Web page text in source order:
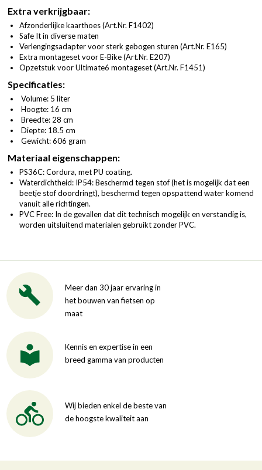
Extra verkrijgbaar:
Afzonderlijke kaarthoes (Art.Nr. F1402)
Safe It in diverse maten
Verlengingsadapter voor sterk gebogen sturen (Art.Nr. E165)
Extra montageset voor E-Bike (Art.Nr. E207)
Opzetstuk voor Ultimate6 montageset (Art.Nr. F1451)
Specificaties:
Volume: 5 liter
Hoogte: 16 cm
Breedte: 28 cm
Diepte: 18.5 cm
Gewicht: 606 gram
Materiaal eigenschappen:
PS36C: Cordura, met PU coating.
Waterdichtheid: IP54: Beschermd tegen stof (het is mogelijk dat een
beetje stof doordringt), beschermd tegen opspattend water komend
vanuit alle richtingen.
PVC Free: In de gevallen dat dit technisch mogelijk en verstandig is,
worden uitsluitend materialen gebruikt zonder PVC.
Meer dan 30 jaar ervaring in
het bouwen van fietsen op
maat
Kennis en expertise in een
breed gamma van producten
Wij bieden enkel de beste van
de hoogste kwaliteit aan